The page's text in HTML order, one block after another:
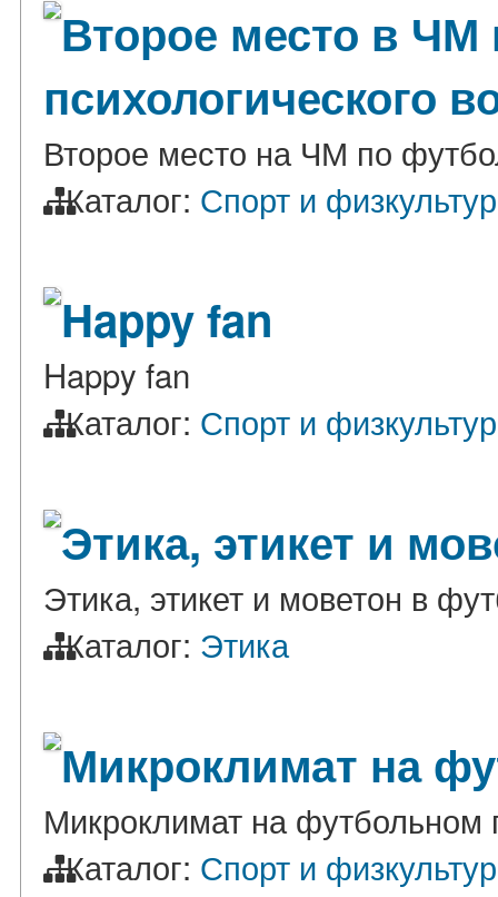
Второе место в ЧМ
психологического
Второе место на ЧМ по
Каталог: Спорт и
Happy fan
Happy fan
Каталог: Спорт и
Этика, этикет и
Этика, этикет и моветон в
Каталог: Этика
Микроклимат на
Микроклимат на футбольном
Каталог: Спорт и